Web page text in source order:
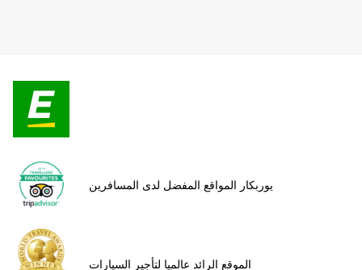
يوربكار المواقع المفضل لدى المسافرين
الموقع الرائد عالميا لتأجير السيارات